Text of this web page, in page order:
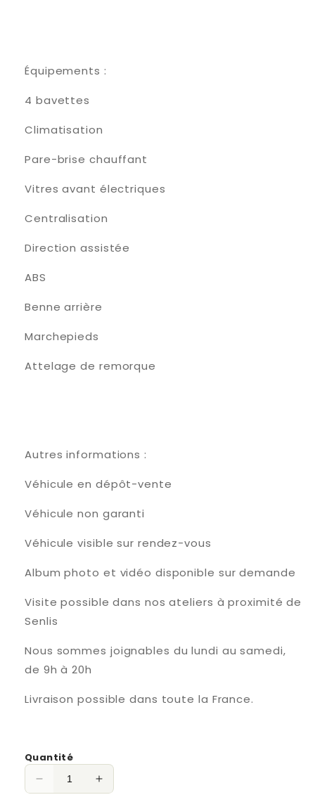
Équipements :
4 bavettes
Climatisation
Pare-brise chauffant
Vitres avant électriques
Centralisation
Direction assistée
ABS
Benne arrière
Marchepieds
Attelage de remorque
Autres informations :
Véhicule en dépôt-vente
Véhicule non garanti
Véhicule visible sur rendez-vous
Album photo et vidéo disponible sur demande
Visite possible dans nos ateliers à proximité de
Senlis
Nous sommes joignables du lundi au samedi,
de 9h à 20h
Livraison possible dans toute la France.
Quantité
Réduire
Augmenter